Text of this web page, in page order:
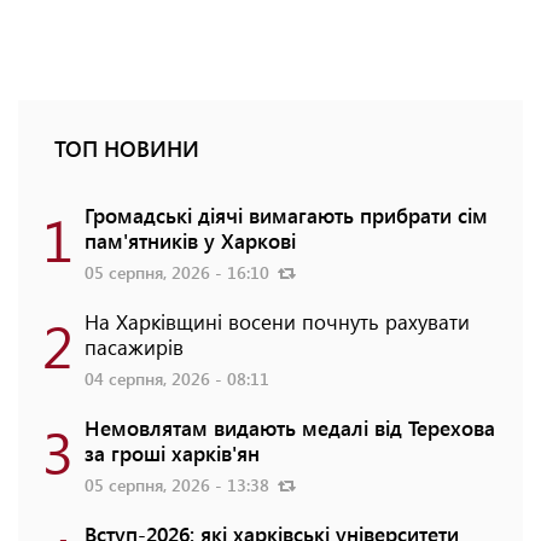
ТОП НОВИНИ
1 Громадські діячі вимагають прибрати сім
пам'ятників у Харкові
05 серпня, 2026 - 16:10
2 На Харківщині восени почнуть рахувати
пасажирів
04 серпня, 2026 - 08:11
3 Немовлятам видають медалі від Терехова
за гроші харків'ян
05 серпня, 2026 - 13:38
Вступ-2026: які харківські університети